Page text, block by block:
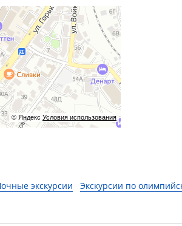
© Яндекс Условия использования
экскурсии
Экскурсии по